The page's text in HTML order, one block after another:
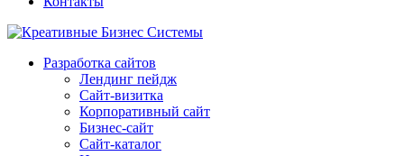
Разработка сайтов
Лендинг пейдж
Сайт-визитка
Корпоративный сайт
Бизнес-сайт
Сайт-каталог